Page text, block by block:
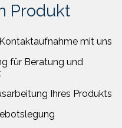
Produkt
Kontaktaufnahme mit uns
für Beratung und
Ihres Produkts